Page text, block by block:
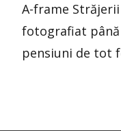
A-frame Străjerii
fotografiat
pensiuni de tot